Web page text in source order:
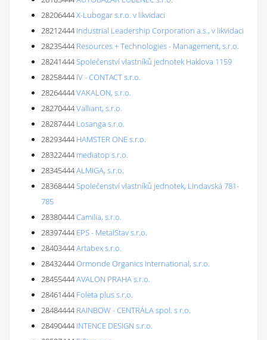
28206444X-Lubogar s.r.o. v likvidaci
28212444 Industrial Leadership Corporation a.s., v likvidaci
28235444 Resources + Technologies - Management, s.r.o.
28241444Společenství vlastníků jednotek Haklova 1159
28258444 IV - CONTACT s.r.o.
28264444VAKALON, s.r.o.
28270444Valliant, s.r.o.
28287444 Losanga s.r.o.
28293444 HAMSTER ONE s.r.o.
28322444 mediatop s.r.o.
28345444ALMIGA, s.r.o.
28368444Společenství vlastníků jednotek, Lindavská 781-
785
28380444Camilia, s.r.o.
28397444 EPS - MetalStav s.r.o.
28403444Artabex s.r.o.
28432444Ormonde Organics International, s.r.o.
28455444AVALON PRAHA s.r.o.
28461444 Foleta plus s.r.o.
28484444 RAINBOW - CENTRÁLA spol. s r.o.
28490444 INTENCE DESIGN s.r.o.